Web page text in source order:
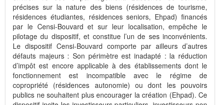
précises sur la nature des biens (résidences de tourisme,
résidences étudiantes, résidences seniors, Ehpad) financés
par le Censi-Bouvard et sur leur localisation, empêche le
pilotage du dispositif, et constitue l’un de ses inconvénients.
Le dispositif Censi-Bouvard comporte par ailleurs d’autres
défauts majeurs : Son périmètre est inadapté : la réduction
d’impôt est encore applicable à des établissements dont le
fonctionnement est incompatible avec le régime de
copropriété (résidences autonomie) ou dont les pouvoirs
publics ne souhaitent plus encourager la création (Ehpad). Ce